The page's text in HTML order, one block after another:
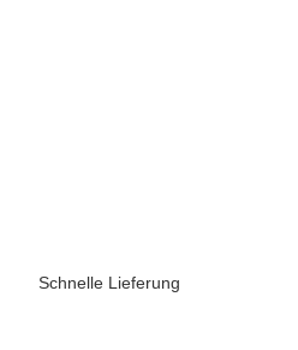
Schnelle Lieferung